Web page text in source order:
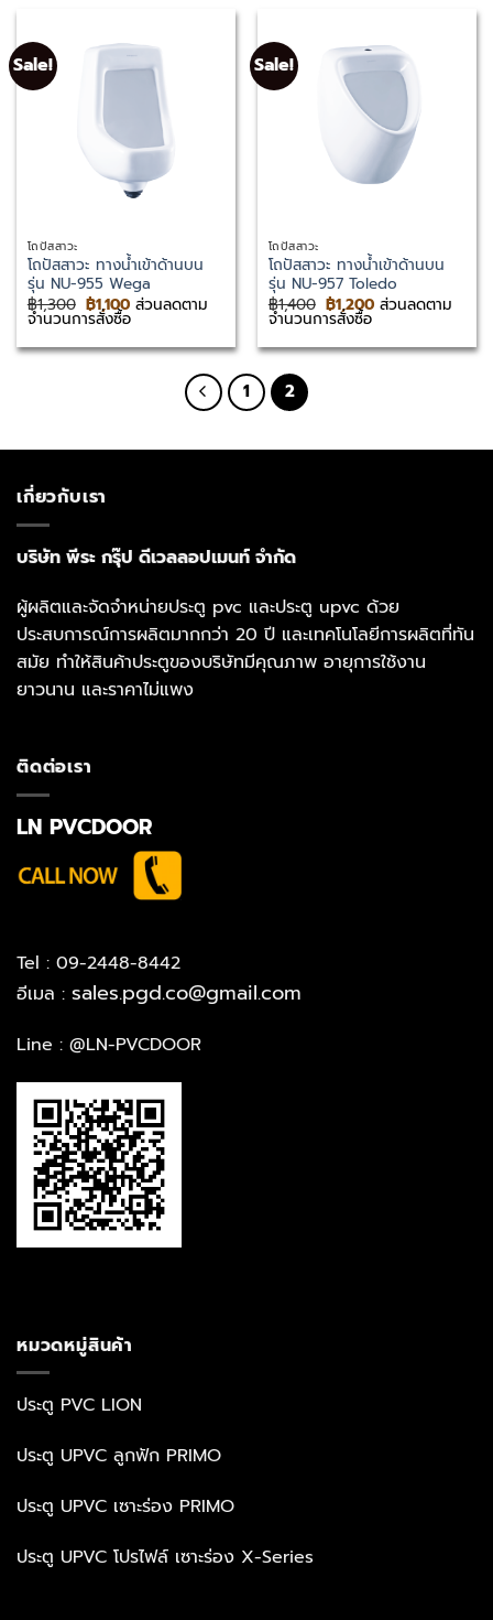
Sale!
โถปัสสาวะ
โถปัสสาวะ ทางน้ำเข้าด้านบน
รุ่น NU-955 Wega
฿1,300 Original
price
was:
฿1,300.
฿1,100Current
price
is:
฿1,100.
ส่วนลดตาม
จำนวนการสั่งซื้อ
Sale!
โถปัสสาวะ
โถปัสสาวะ ทางน้ำเข้าด้านบน
รุ่น NU-957 Toledo
฿1,400 Original
price
was:
฿1,400.
฿1,200Current
price
฿1,200.
ส่วนลดตาม
จำนวนการสั่งซื้อ
1 2
เกี่ยวกับเรา
บริษัท พีระ กรุ๊ป ดีเวลลอปเมนท์ จำกัด
ผู้ผลิตและจัดจำหน่ายประตู pvc และประตู upvc ด้วย
ประสบการณ์การผลิตมากกว่า 20 ปี และเทคโนโลยีการผลิตที่ทัน
สมัย ทำให้สินค้าประตูของบริษัทมีคุณภาพ อายุการใช้งาน
ยาวนาน และราคาไม่แพง
ติดต่อเรา
LN PVCDOOR
Tel : 09-2448-8442
อีเมล : sales.pgd.co@gmail.com
Line : @LN-PVCDOOR
หมวดหมู่สินค้า
ประตู PVC LION
ประตู UPVC ลูกฟัก PRIMO
ประตู UPVC เซาะร่อง PRIMO
ประตู UPVC โปรไฟล์ เซาะร่อง X-Series